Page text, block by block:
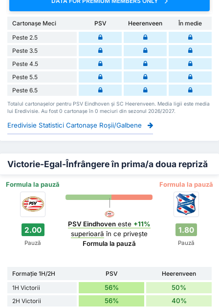
Cartonașe Meci PSV Heerenveen
În medie
Peste 2.5
Peste 3.5
Peste 4.5
Peste 5.5
Peste 6.5
Totalul cartonașelor pentru PSV Eindhoven și SC Heerenveen. Media ligii este media
lui Eredivisie. Au fost 0 cartonașe în 0 meciuri din sezonul 2026/2027.
Eredivisie Statistici Cartonașe Roșii/Galbene
Victorie-Egal-Înfrângere în prima/a doua repriză
Formula la pauză Formula la pauză
2.00
Pauză
PSV Eindhoven este +11%
superioară în ce privește
Formula la pauză
1.80
Pauză
Formație 1H/2H PSV
Heerenveen
1H Victorii
56% 50%
2H Victorii 56% 40%